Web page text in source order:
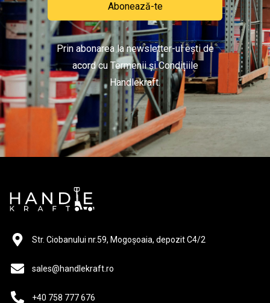
Abonează-te
Prin abonarea la newsletter-ul ești de
acord cu Termenii și Condițiile
Handlekraft.
Str. Ciobanului nr.59, Mogoșoaia, depozit C4/2
sales@handlekraft.ro
+40 758 777 676